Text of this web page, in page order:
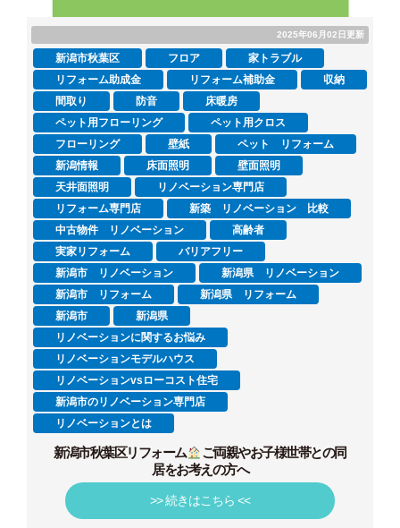
2025年06月02日更新
新潟市秋葉区 フロア
家トラブル
リフォーム助成金
リフォーム補助金
収納
間取り
防音
床暖房
ペット用フローリング
ペット用クロス
フローリング
壁紙
ペット リフォーム
新潟情報
床面照明
壁面照明
天井面照明
リノベーション専門店
リフォーム専門店
新築 リノベーション 比較
中古物件 リノベーション
高齢者
実家リフォーム
バリアフリー
新潟市 リノベーション
新潟県 リノベーション
新潟市 リフォーム
新潟県 リフォーム
新潟市
新潟県
リノベーションに関するお悩み
リノベーションモデルハウス
リノベーションvsローコスト住宅
新潟市のリノベーション専門店
リノベーションとは
新潟市秋葉区リフォーム
ご両親やお子様世帯との同
居をお考えの方へ
>> 続きはこちら <<